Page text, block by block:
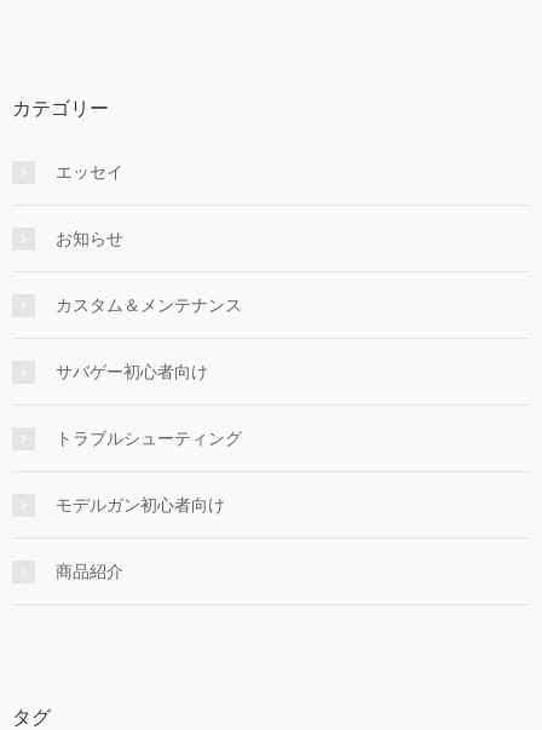
カテゴリー
エッセイ
お知らせ
カスタム＆メンテナンス
サバゲー初心者向け
トラブルシューティング
モデルガン初心者向け
商品紹介
タグ